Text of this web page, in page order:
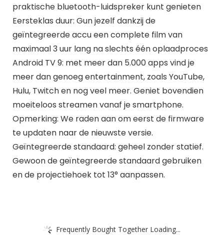
praktische bluetooth-luidspreker kunt genieten
Eersteklas duur: Gun jezelf dankzij de
geïntegreerde accu een complete film van
maximaal 3 uur lang na slechts één oplaadproces
Android TV 9: met meer dan 5.000 apps vind je
meer dan genoeg entertainment, zoals YouTube,
Hulu, Twitch en nog veel meer. Geniet bovendien
moeiteloos streamen vanaf je smartphone.
Opmerking: We raden aan om eerst de firmware
te updaten naar de nieuwste versie.
Geïntegreerde standaard: geheel zonder statief.
Gewoon de geïntegreerde standaard gebruiken
en de projectiehoek tot 13° aanpassen.
Frequently Bought Together Loading...